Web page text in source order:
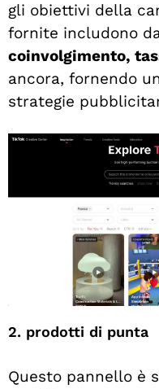
gli obiettivi della
fornite includono
coinvolgimento,
ancora, fornendo
strategie
2. prodotti di punta
Questo pannello è